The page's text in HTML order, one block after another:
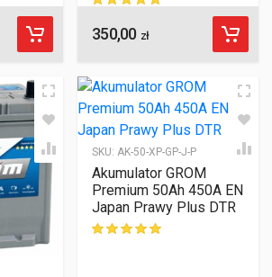
ocen klientów
350,00 zł
SKU: AK-50-XP-GP-J-P
Akumulator GROM
Premium 50Ah 450A EN
Japan Prawy Plus DTR